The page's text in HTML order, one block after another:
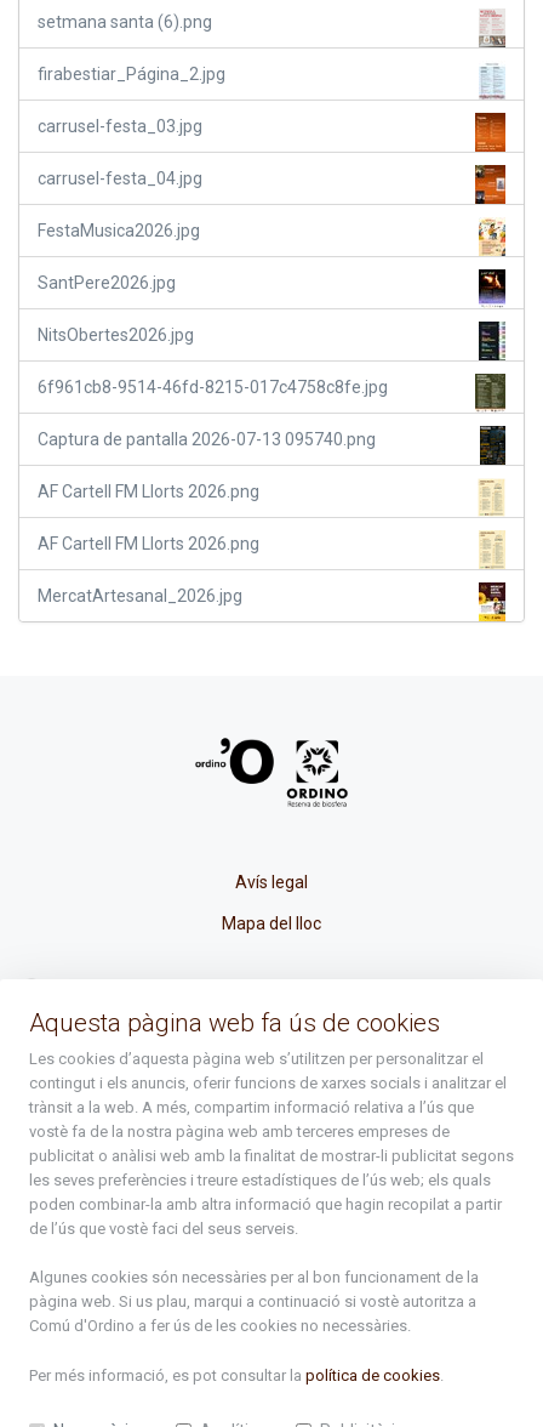
setmana santa (6).png
firabestiar_Página_2.jpg
carrusel-festa_03.jpg
carrusel-festa_04.jpg
FestaMusica2026.jpg
SantPere2026.jpg
NitsObertes2026.jpg
6f961cb8-9514-46fd-8215-017c4758c8fe.jpg
Captura de pantalla 2026-07-13 095740.png
AF Cartell FM Llorts 2026.png
AF Cartell FM Llorts 2026.png
MercatArtesanal_2026.jpg
Avís legal
Mapa del lloc
atenciociutadana@ordino.ad
+376 878 100
De Dl. a Dv. : de 8 a 16h (els divendres a partir de l'1 de juny
fins al divendres de la setmana de Meritxell : de 8 a 14h)
Subscriu-te
Aquesta pàgina web fa ús de cookies
Les cookies d’aquesta pàgina web s’utilitzen per personalitzar el
contingut i els anuncis, oferir funcions de xarxes socials i analitzar el
trànsit a la web. A més, compartim informació relativa a l’ús que
vostè fa de la nostra pàgina web amb terceres empreses de
publicitat o anàlisi web amb la finalitat de mostrar-li publicitat segons
les seves preferències i treure estadístiques de l’ús web; els quals
poden combinar-la amb altra informació que hagin recopilat a partir
de l’ús que vostè faci del seus serveis.
Algunes cookies són necessàries per al bon funcionament de la
pàgina web. Si us plau, marqui a continuació si vostè autoritza a
Comú d'Ordino a fer ús de les cookies no necessàries.
Per més informació, es pot consultar la política de cookies.